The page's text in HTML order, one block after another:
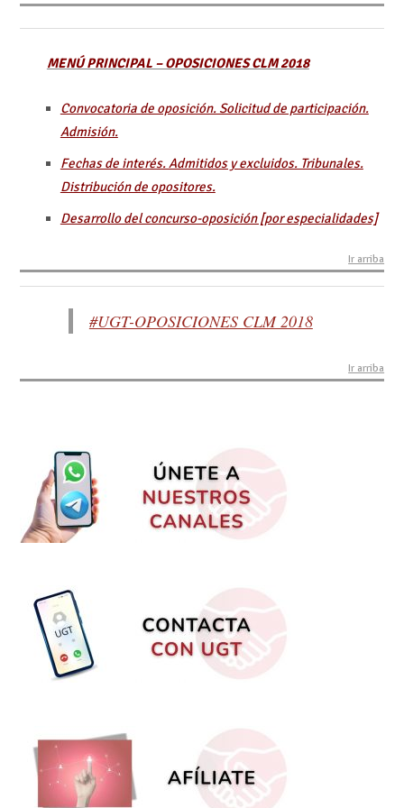
MENÚ PRINCIPAL – OPOSICIONES CLM 2018
Convocatoria de oposición. Solicitud de participación.
Admisión.
Fechas de interés. Admitidos y excluidos. Tribunales.
Distribución de opositores.
Desarrollo del concurso-oposición [por especialidades]
Ir arriba
#UGT-OPOSICIONES CLM 2018
Ir arriba